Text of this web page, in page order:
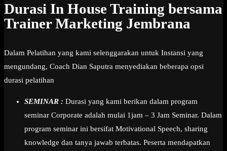
Durasi In House Training bersama
Trainer Marketing Jembrana
Dalam Pelatihan yang kami selenggarakan untuk Instansi yang
mengundang, Coach Dian Saputra menyediakan beberapa opsi
durasi pelatihan
SEMINAR : Durasi yang kami berikan dalam program
seminar Corporate adalah mulai 1jam – 3 Jam Seminar. Dalam
program seminar ini bersifat Motivational Speech, sharing
knowledge dan tanya jawab terbatas. Peserta mendapatkan